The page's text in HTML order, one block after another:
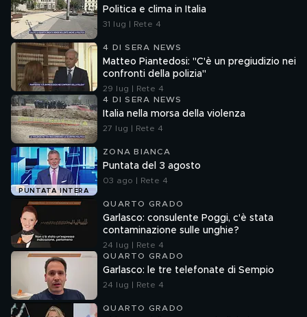
Politica e clima in Italia
31 lug | Rete 4
4 DI SERA NEWS
Matteo Piantedosi: "C'è un pregiudizio nei
confronti della polizia"
29 lug | Rete 4
4 DI SERA NEWS
Italia nella morsa della violenza
27 lug | Rete 4
PUNTATA INTERA
ZONA BIANCA
Puntata del 3 agosto
03 ago | Rete 4
QUARTO GRADO
Garlasco: consulente Poggi, c'è stata
contaminazione sulle unghie?
24 lug | Rete 4
QUARTO GRADO
Garlasco: le tre telefonate di Sempio
24 lug | Rete 4
QUARTO GRADO